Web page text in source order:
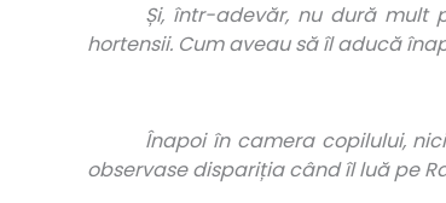
Și, într-adevăr, nu dură
hortensii. Cum aveau să îl aducă
Înapoi în camera copilului,
observase dispariția când îl luă pe